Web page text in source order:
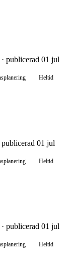
· publicerad 01 jul
Heltid
publicerad 01 jul
Heltid
publicerad 01 jul
Heltid